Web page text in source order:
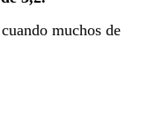
muchos de